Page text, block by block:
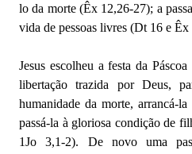
lo da morte (Êx 12,26-27); a
vida de pessoas livres (Dt 16 e Êx
Jesus escolheu a festa da
libertação trazida por Deus,
humanidade da morte, arrancá-
passá-la à gloriosa condição de
1Jo 3,1-2). De novo uma